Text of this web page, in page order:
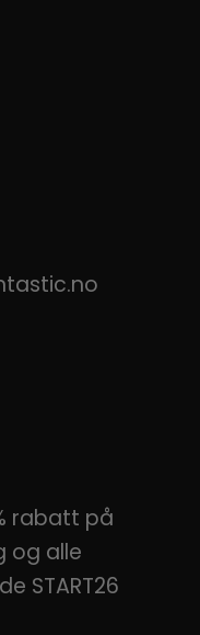
rabatt på
og alle
START26